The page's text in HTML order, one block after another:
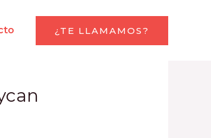
¿TE LLAMAMOS?